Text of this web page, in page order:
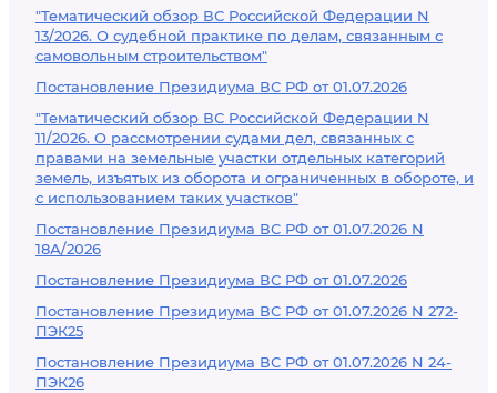
"Тематический обзор ВС Российской Федерации N
13/2026. О судебной практике по делам, связанным с
самовольным строительством"
Постановление Президиума ВС РФ от 01.07.2026
"Тематический обзор ВС Российской Федерации N
11/2026. О рассмотрении судами дел, связанных с
правами на земельные участки отдельных категорий
земель, изъятых из оборота и ограниченных в обороте, и
с использованием таких участков"
Постановление Президиума ВС РФ от 01.07.2026 N
18А/2026
Постановление Президиума ВС РФ от 01.07.2026
Постановление Президиума ВС РФ от 01.07.2026 N 272-
ПЭК25
Постановление Президиума ВС РФ от 01.07.2026 N 24-
ПЭК26